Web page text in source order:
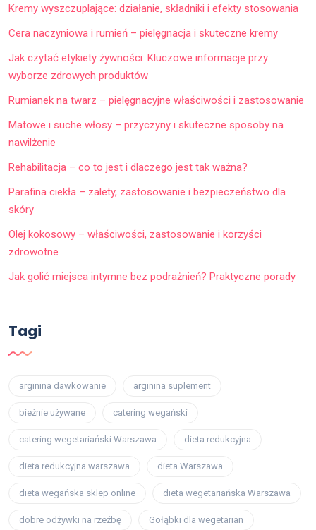
Kremy wyszczuplające: działanie, składniki i efekty stosowania
Cera naczyniowa i rumień – pielęgnacja i skuteczne kremy
Jak czytać etykiety żywności: Kluczowe informacje przy
wyborze zdrowych produktów
Rumianek na twarz – pielęgnacyjne właściwości i zastosowanie
Matowe i suche włosy – przyczyny i skuteczne sposoby na
nawilżenie
Rehabilitacja – co to jest i dlaczego jest tak ważna?
Parafina ciekła – zalety, zastosowanie i bezpieczeństwo dla
skóry
Olej kokosowy – właściwości, zastosowanie i korzyści
zdrowotne
Jak golić miejsca intymne bez podrażnień? Praktyczne porady
Tagi
arginina dawkowanie arginina suplement
bieżnie używane catering wegański
catering wegetariański Warszawa dieta redukcyjna
dieta redukcyjna warszawa dieta Warszawa
dieta wegańska sklep online dieta wegetariańska Warszawa
dobre odżywki na rzeźbę Gołąbki dla wegetarian